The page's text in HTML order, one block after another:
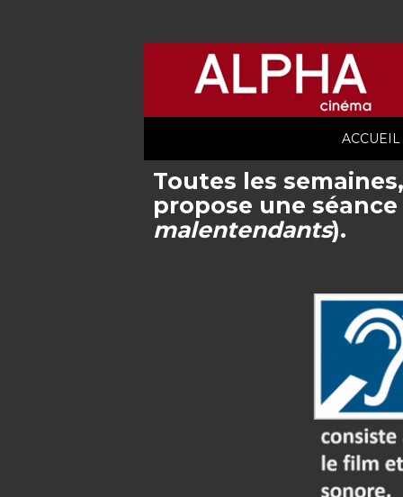
ACCUEIL
Toutes les
propose une
malentendants).